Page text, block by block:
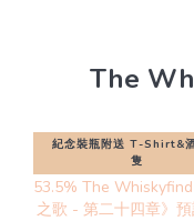
The
紀念裝瓶附送 T-Shirt&
隻